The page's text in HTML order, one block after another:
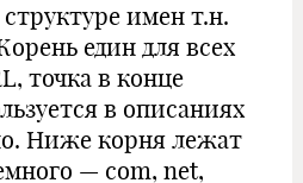
имен т.н.
един для всех
точка в конце
в описаниях
Ниже корня лежат
— com, net,